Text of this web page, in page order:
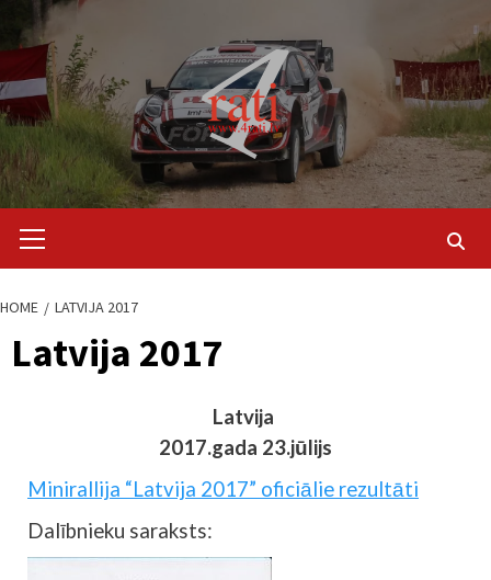
content
Menu
HOME LATVIJA 2017
Latvija 2017
Latvija
2017.gada 23.jūlijs
Minirallija “Latvija 2017” oficiālie rezultāti
Dalībnieku saraksts: